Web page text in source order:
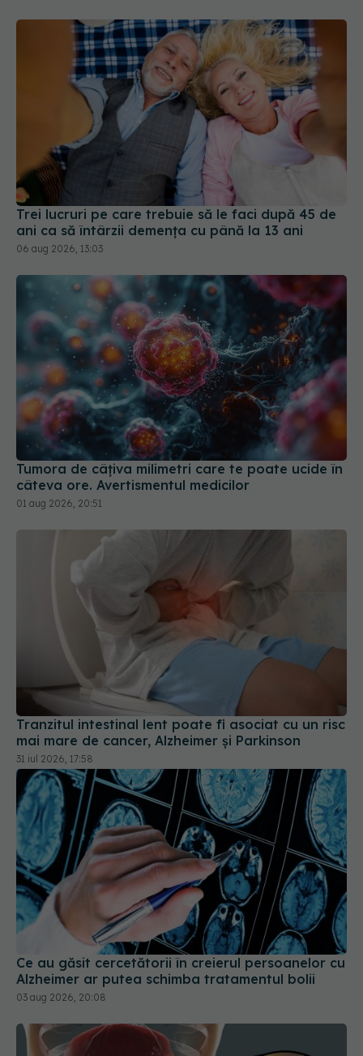
Trei lucruri pe care trebuie să le faci după 45 de
ani ca să întârzii demența cu până la 13 ani
06 aug 2026, 13:03
Tumora de câțiva milimetri care te poate ucide în
câteva ore. Avertismentul medicilor
01 aug 2026, 20:51
Tranzitul intestinal lent poate fi asociat cu un risc
mai mare de cancer, Alzheimer și Parkinson
31 iul 2026, 17:58
Ce au găsit cercetătorii în creierul persoanelor cu
Alzheimer ar putea schimba tratamentul bolii
03 aug 2026, 20:08